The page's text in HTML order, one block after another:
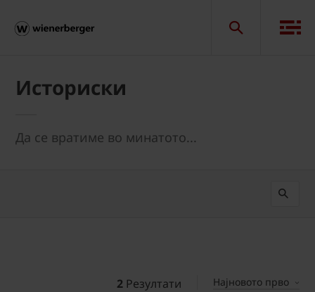
Историски
Да се вратиме во минатото...
2 Резултати Најновото прво